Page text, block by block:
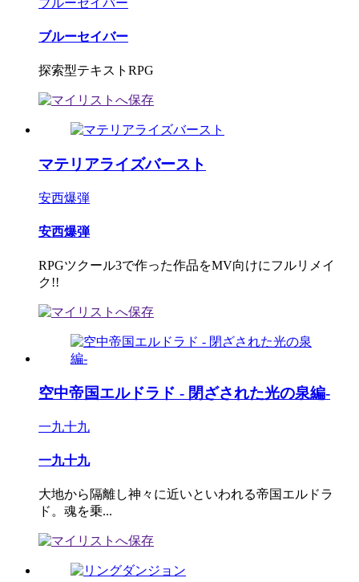
ブルーセイバー
探索型テキストRPG
マテリアライズバースト
安西爆弾
安西爆弾
RPGツクール3で作った作品をMV向けにフルリメイ
ク!!
空中帝国エルドラド - 閉ざされた光の泉編-
一九十九
一九十九
大地から隔離し神々に近いといわれる帝国エルドラ
ド。魂を乗...